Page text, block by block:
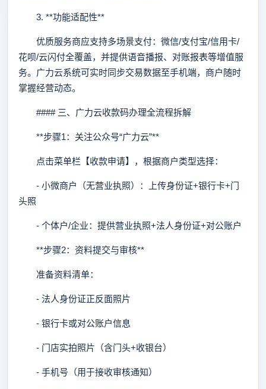
3. **功能适配性**
优质服务商应支持多场景支付：微信/支付宝/信用卡/
花呗/云闪付全覆盖，并提供语音播报、对账报表等增值服
务。广力云系统可实时同步交易数据至手机端，商户随时
掌握经营动态。
#### 三、广力云收款码办理全流程拆解
**步骤1：关注公众号“广力云”**
点击菜单栏【收款申请】，根据商户类型选择：
- 小微商户（无营业执照）：上传身份证+银行卡+门
头照
- 个体户/企业：提供营业执照+法人身份证+对公账户
**步骤2：资料提交与审核**
准备资料清单：
- 法人身份证正反面照片
- 银行卡或对公账户信息
- 门店实拍照片（含门头+收银台）
- 手机号（用于接收审核通知）